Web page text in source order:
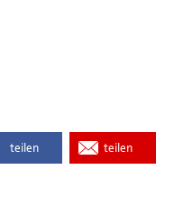
teilen teilen